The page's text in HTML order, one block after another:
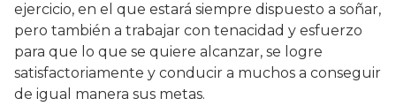
ejercicio, en el que estará siempre dispuesto a soñar,
pero también a trabajar con tenacidad y esfuerzo
para que lo que se quiere alcanzar, se logre
satisfactoriamente y conducir a muchos a conseguir
de igual manera sus metas.